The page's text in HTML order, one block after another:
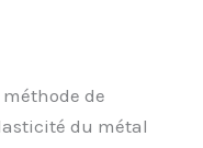
de
du métal